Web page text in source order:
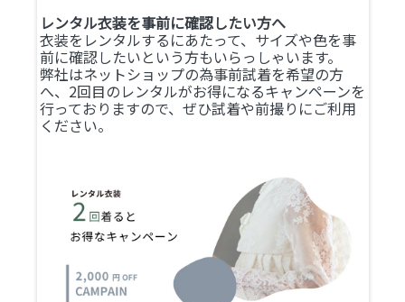
レンタル衣装を事前に確認したい方へ
衣装をレンタルするにあたって、サイズや色を事
前に確認したいという方もいらっしゃいます。
弊社はネットショップの為事前試着を希望の方
へ、2回目のレンタルがお得になるキャンペーンを
行っておりますので、ぜひ試着や前撮りにご利用
ください。